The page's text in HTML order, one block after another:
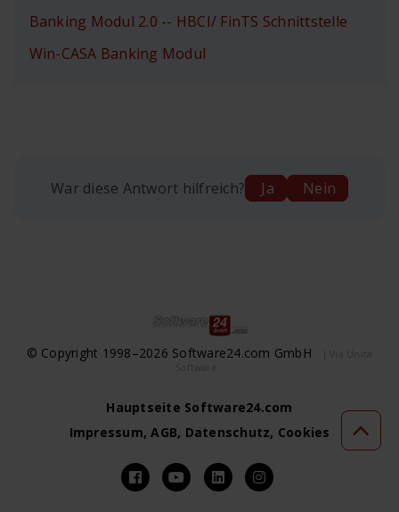
Banking Modul 2.0 -- HBCI/ FinTS Schnittstelle
Win-CASA Banking Modul
War diese Antwort hilfreich? Ja Nein
© Copyright 1998–2026 Software24.com GmbH
Hauptseite Software24.com
Impressum, AGB, Datenschutz, Cookies